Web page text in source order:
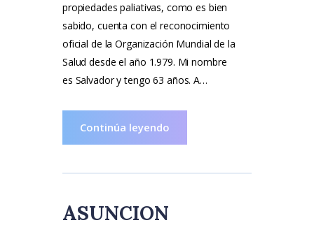
propiedades paliativas, como es bien
sabido, cuenta con el reconocimiento
oficial de la Organización Mundial de la
Salud desde el año 1.979. Mi nombre
es Salvador y tengo 63 años. A…
Continúa leyendo
ASUNCION